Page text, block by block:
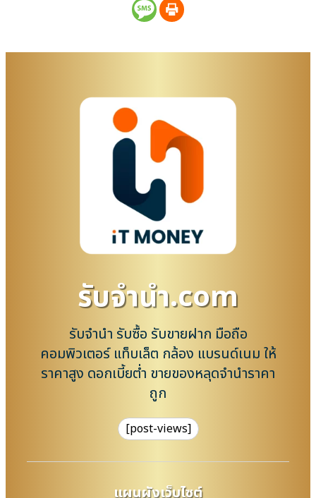
รับจํานํา.com
รับจำนำ รับซื้อ รับขายฝาก มือถือ
คอมพิวเตอร์ แท็บเล็ต กล้อง แบรนด์เนม ให้
ราคาสูง ดอกเบี้ยต่ำ ขายของหลุดจำนำราคา
ถูก
[post-views]
แผนผังเว็บไซต์